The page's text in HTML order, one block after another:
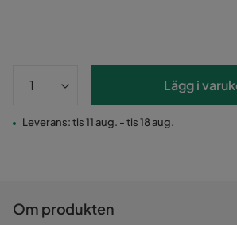
Lägg i
Leverans: tis 11 aug. - tis 18 aug.
Om produkten